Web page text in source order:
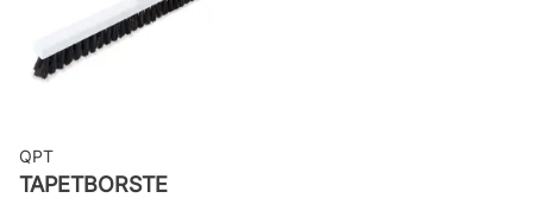
65127
QPT
TAPETBORSTE